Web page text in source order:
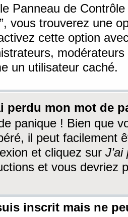
Panneau de
vous trouverez une
cette option
un utilisateur caché.
perdu mon mot de
panique ! Bien que
il peut facilement
et cliquez sur
et vous devriez
inscrit mais ne